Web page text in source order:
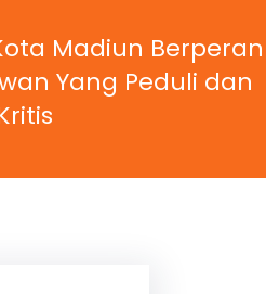
Madiun Berperan
Yang Peduli dan